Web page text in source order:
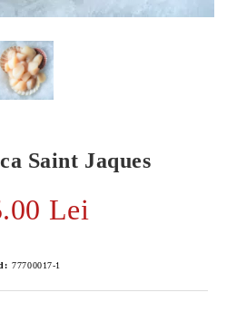
Saint Jaques
Lei
77700017-1